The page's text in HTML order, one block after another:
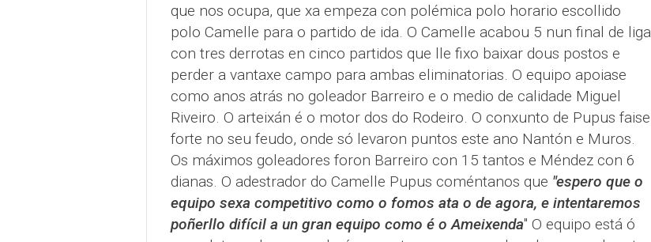
que nos ocupa, que xa empeza con polémica polo horario escollido
polo Camelle para o partido de ida. O Camelle acabou 5 nun final de liga
con tres derrotas en cinco partidos que lle fixo baixar dous postos e
perder a vantaxe campo para ambas eliminatorias. O equipo apoiase
como anos atrás no goleador Barreiro e o medio de calidade Miguel
Riveiro. O arteixán é o motor dos do Rodeiro. O conxunto de Pupus faise
forte no seu feudo, onde só levaron puntos este ano Nantón e Muros.
Os máximos goleadores foron Barreiro con 15 tantos e Méndez con 6
dianas. O adestrador do Camelle Pupus coméntanos que "espero que o
equipo sexa competitivo como o fomos ata o de agora, e intentaremos
poñerllo difícil a un gran equipo como é o Ameixenda" O equipo está ó